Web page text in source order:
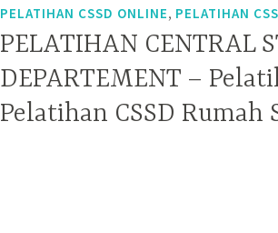
PELATIHAN CSSD ONLINE, PELATIHAN
PELATIHAN CENTRAL
DEPARTEMENT –
Pelatihan CSSD